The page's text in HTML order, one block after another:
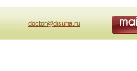
doctor@disuria.ru